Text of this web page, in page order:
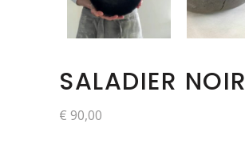
SALADIER NOIR
€ 90,00